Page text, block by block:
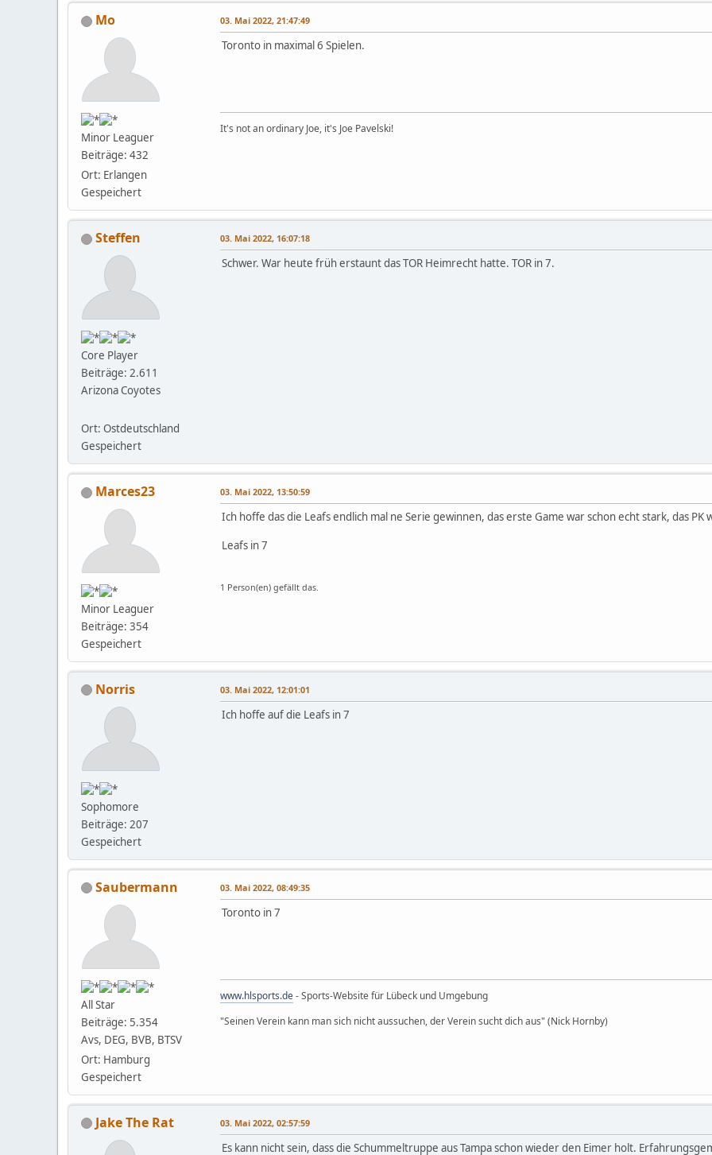
Mo
Minor Leaguer
Beiträge: 432
Ort: Erlangen
Gespeichert
03. Mai 2022, 21:47:49
Toronto in maximal 6 Spielen.
It's not an ordinary Joe, it's Joe Pavelski!
Steffen
Core Player
Beiträge: 2.611
Arizona Coyotes
Ort: Ostdeutschland
Gespeichert
03. Mai 2022, 16:07:18
Schwer. War heute früh erstaunt das TOR Heimrecht hatte. TOR in 7.
Marces23
Minor Leaguer
Beiträge: 354
Gespeichert
03. Mai 2022, 13:50:59
Ich hoffe das die Leafs endlich mal ne Serie gewinnen, das erste Game war schon echt stark, das PK
Leafs in 7
1 Person(en) gefällt das.
Norris
Sophomore
Beiträge: 207
Gespeichert
03. Mai 2022, 12:01:01
Ich hoffe auf die Leafs in 7
Saubermann
All Star
Beiträge: 5.354
Avs, DEG, BVB, BTSV
Ort: Hamburg
Gespeichert
03. Mai 2022, 08:49:35
Toronto in 7
www.hlsports.de- Sports-Website für Lübeck und Umgebung
"Seinen Verein kann man sich nicht aussuchen, der Verein sucht dich aus" (Nick Hornby)
Jake The Rat 03. Mai 2022, 02:57:59
Es kann nicht sein, dass die Schummeltruppe aus Tampa schon wieder den Eimer holt.